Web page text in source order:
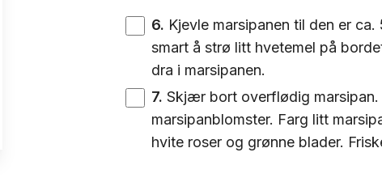
6. Kjevle marsipanen til den er
smart å strø litt hvetemel på
dra i marsipanen.
7. Skjær bort overflødig
marsipanblomster. Farg litt
hvite roser og grønne blader.